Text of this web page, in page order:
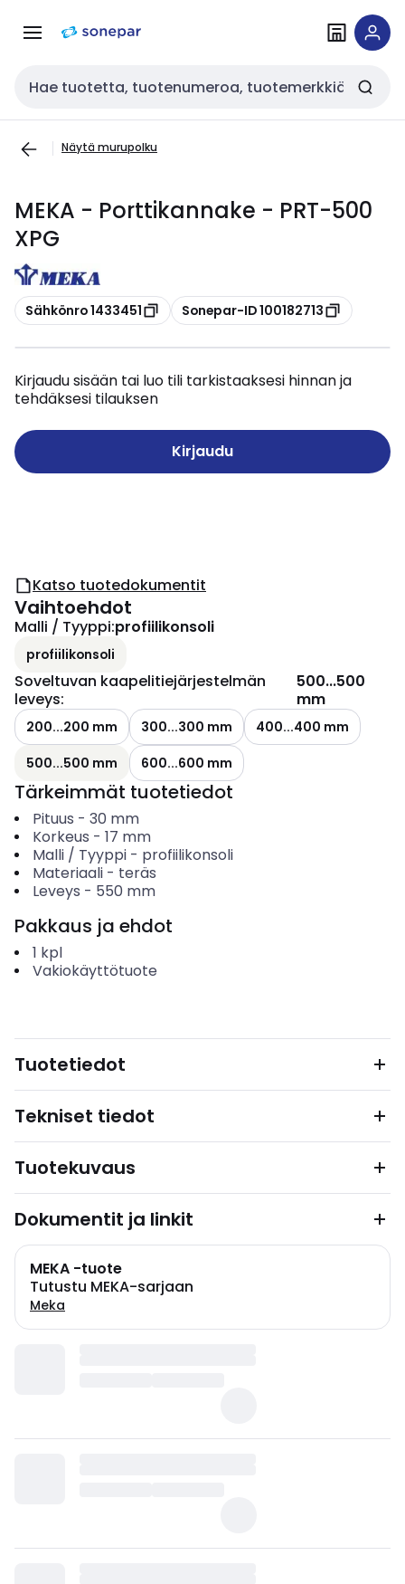
navigointiinsisältöön
Haku
Näytä murupolku
MEKA - Porttikannake - PRT-500
XPG
Kopioi
Sähkönro 1433451 Kopioi
Sonepar-ID 100182713
Kirjaudu sisään tai luo tili tarkistaaksesi hinnan ja
tehdäksesi tilauksen
Kirjaudu
Katso tuotedokumentit
Vaihtoehdot
Malli / Tyyppi:profiilikonsoli
profiilikonsoli
Soveltuvan kaapelitiejärjestelmän
leveys:
500...500
mm
200...200 mm 300...300 mm
400...400 mm
500...500 mm
600...600 mm
Tärkeimmät tuotetiedot
Pituus - 30 mm
Korkeus - 17 mm
Malli / Tyyppi- profiilikonsoli
Materiaali- teräs
Leveys - 550 mm
Pakkaus ja ehdot
1 kpl
Vakiokäyttötuote
Tuotetiedot
Tekniset tiedot
Tuotekuvaus
Dokumentit ja linkit
MEKA -tuote
Tutustu MEKA-sarjaan
Meka